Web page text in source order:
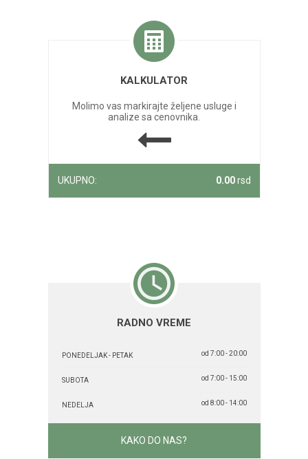
KALKULATOR
Molimo vas markirajte željene usluge i
analize sa cenovnika.
UKUPNO: 0.00rsd
RADNO VREME
PONEDELJAK - PETAK od 7:00 - 20:00
SUBOTA od 7:00 - 15:00
NEDELJA od 8:00 - 14:00
KAKO DO NAS?